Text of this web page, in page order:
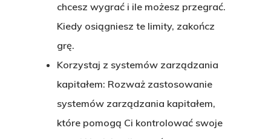
chcesz wygrać i ile możesz przegrać.
Kiedy osiągniesz te limity, zakończ
grę.
Korzystaj z systemów zarządzania
kapitałem: Rozważ zastosowanie
systemów zarządzania kapitałem,
które pomogą Ci kontrolować swoje